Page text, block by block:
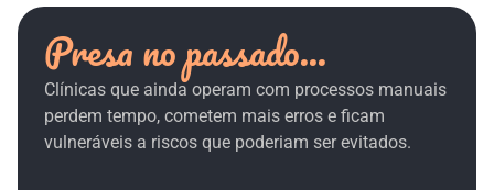
Presa no passado...
Clínicas que ainda operam com processos manuais
perdem tempo, cometem mais erros e ficam
vulneráveis a riscos que poderiam ser evitados.